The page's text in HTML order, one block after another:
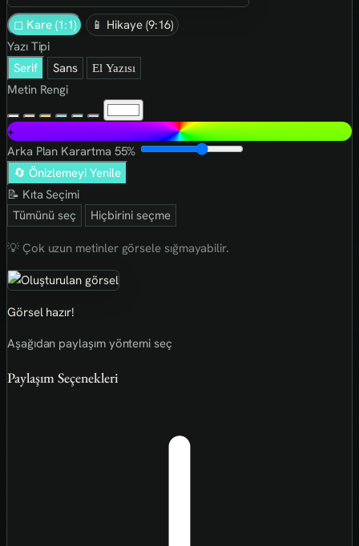
◻ Kare (1:1)
📱 Hikaye (9:16)
Yazı Tipi
Serif
Sans El Yazısı
Metin Rengi
+
Arka Plan Karartma 55%
🔄 Önizlemeyi Yenile
📝 Kıta Seçimi
Tümünü seç
Hiçbirini seçme
💡 Çok uzun metinler görsele sığmayabilir.
Görsel hazır!
Aşağıdan paylaşım yöntemi seç
Paylaşım Seçenekleri